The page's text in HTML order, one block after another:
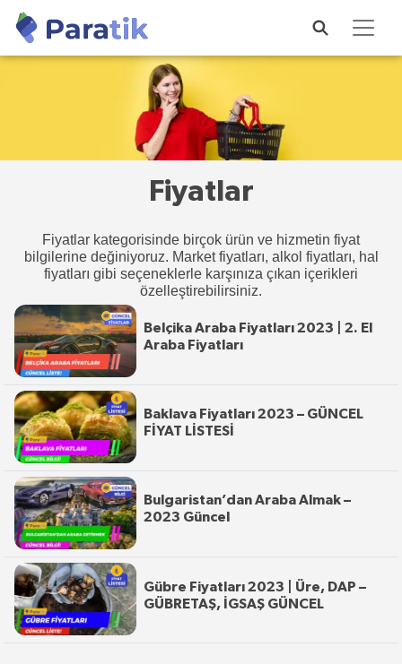
Fiyatlar
Fiyatlar kategorisinde birçok ürün ve hizmetin fiyat
bilgilerine değiniyoruz. Market fiyatları, alkol fiyatları, hal
fiyatları gibi seçeneklerle karşınıza çıkan içerikleri
özelleştirebilirsiniz.
Belçika Araba Fiyatları 2023 | 2. El
Araba Fiyatları
Baklava Fiyatları 2023 – GÜNCEL
FİYAT LİSTESİ
Bulgaristan’dan Araba Almak –
2023 Güncel
Gübre Fiyatları 2023 | Üre, DAP –
GÜBRETAŞ, İGSAŞ GÜNCEL